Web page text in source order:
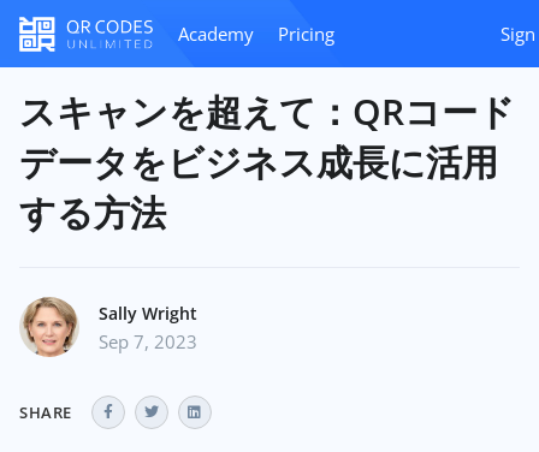
Academy Pricing
スキャンを超えて：QRコード
データをビジネス成長に活用
する方法
Sally Wright
Sep 7, 2023
SHARE